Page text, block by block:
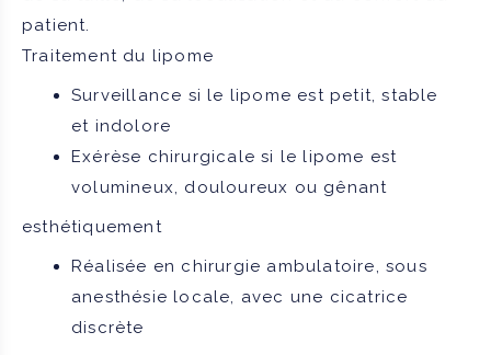
patient.
Traitement du lipome
Surveillance si le lipome est petit, stable
et indolore
Exérèse chirurgicale si le lipome est
volumineux, douloureux ou gênant
esthétiquement
Réalisée en chirurgie ambulatoire, sous
anesthésie locale, avec une cicatrice
discrète